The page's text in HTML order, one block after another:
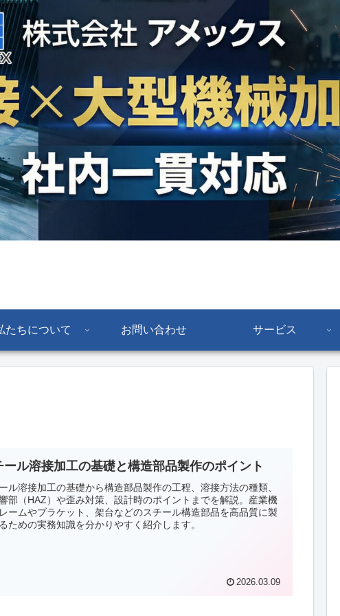
たちについて お問い合わせ サービス
ール溶接加工の基礎と構造部品製作のポイント
ル溶接加工の基礎から構造部品製作の工程、溶接方法の種類、
部（HAZ）や歪み対策、設計時のポイントまでを解説。産業機
ームやブラケット、架台などのスチール構造部品を高品質に製
ための実務知識を分かりやすく紹介します。
2026.03.09